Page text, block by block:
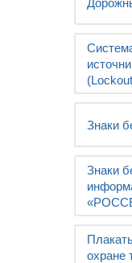
Знаки
Знаки
охране